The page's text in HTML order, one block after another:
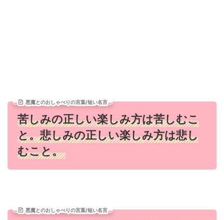
悪魔とのおしゃべりの言葉/短い名言
苦しみの正しい楽しみ方は苦しむこ
と。悲しみの正しい楽しみ方は悲し
むこと。
悪魔とのおしゃべりの言葉/短い名言